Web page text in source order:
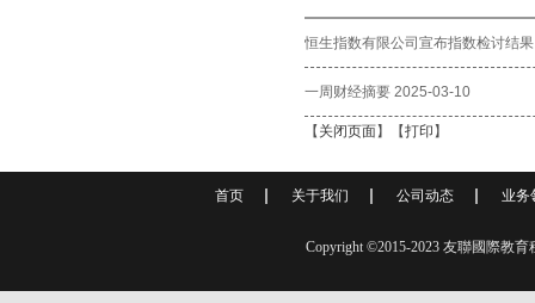
恒生指数有限公司宣布指数检讨结果
一周财经摘要 2025-03-10
【 关闭页面】【打印 】
首页 关于我们 公司动态 业务
Copyright ©2015-2023 友聯國際教